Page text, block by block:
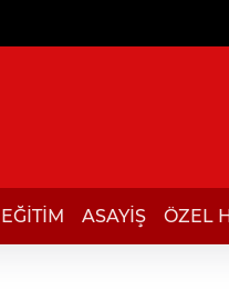
EĞİTİM ASAYİŞ ÖZEL